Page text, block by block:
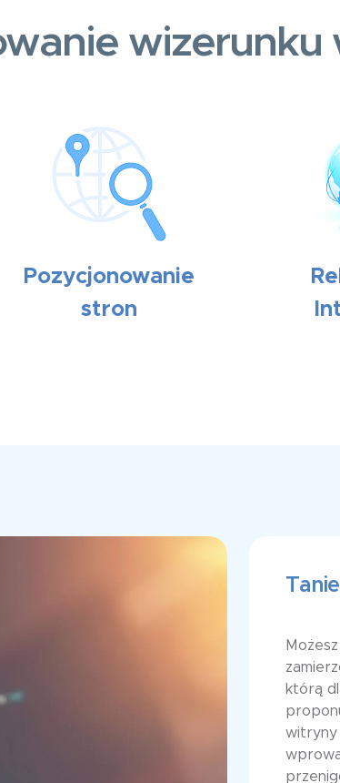
wizerunku
Pozycjonowanie
stron
którą
witryny